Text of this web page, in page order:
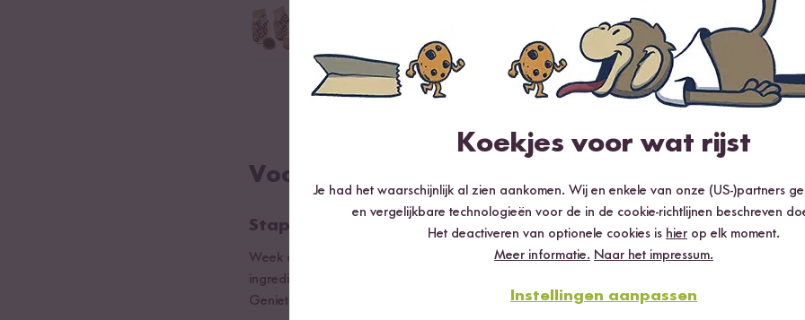
Geroosterd sesamzaad voor de verfijning van sushi en meer
Verse kruiden
Voorbereiding
Stap 01
Week de cashewnoten in water, bij voorkeur een nacht. Doe de geweekte noten in een
ingrediënten en pureer gedurende 1-2 minuten tot een romige massa. Breng op smaak met
Geniet van de roomkaas met sesamzaadjes en verse kruiden met de rijstcrackers smokey bbq.
Koekjes voor wat rijst
Je had het waarschijnlijk al zien aankomen. Wij en enkele van onze (US-)partners
en vergelijkbare technologieën voor de in de cookie-richtlijnen beschreven
Het deactiveren van optionele cookies is hier op elk moment.
Meer informatie. Naar het impressum.
Instellingen aanpassen